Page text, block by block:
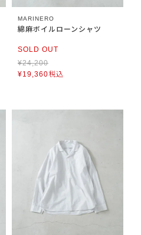
MARINERO
綿麻ボイルローンシャツ
SOLD OUT
¥24,200
¥19,360税込